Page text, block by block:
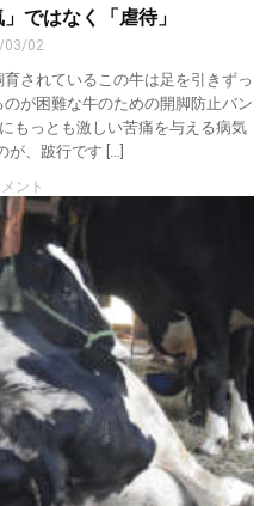
ではなく「虐待」
03/02
されているこの牛は足を引きずっ
が困難な牛のための開脚防止バン
もっとも激しい苦痛を与える病気
が、跛行です […]
ント